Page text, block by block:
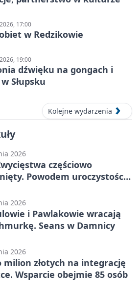
17:00
w Redzikowie
19:00
dźwięku na gongach i
Słupsku
Kolejne wydarzenia
2026
częściowo
Powodem uroczystości
2026
i Pawlakowie wracają
Seans w Damnicy
2026
milion złotych na integrację
Wsparcie obejmie 85 osób